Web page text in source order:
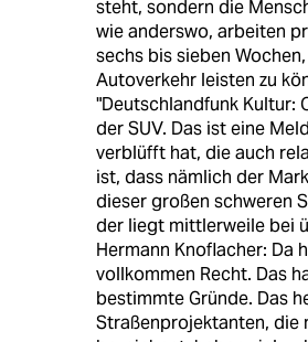
steht, sondern die
wie anderswo, arbeiten
sechs bis sieben
Autoverkehr leisten zu
"Deutschlandfunk Kultur:
der SUV. Das ist eine
verblüfft hat, die auch
ist, dass nämlich der
dieser großen schweren
der liegt mittlerweile bei
Hermann Knoflacher: Da
vollkommen Recht. Das
bestimmte Gründe. Das
Straßenprojektanten, die